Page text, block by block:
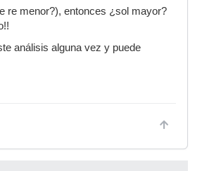
re menor?), entonces ¿sol mayor?
análisis alguna vez y puede